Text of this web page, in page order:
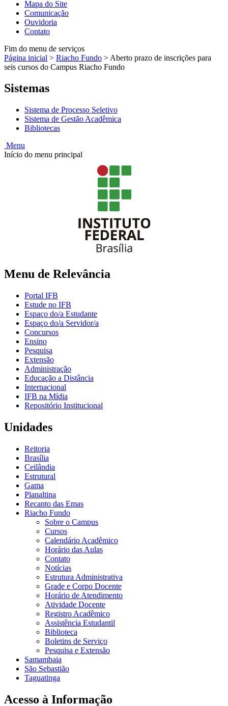
Mapa do Site
Comunicação
Ouvidoria
Contato
Fim do menu de serviços
Página inicial > Riacho Fundo > Aberto prazo de inscrições para
seis cursos do Campus Riacho Fundo
Sistemas
Sistema de Processo Seletivo
Sistema de Gestão Acadêmica
Bibliotecas
Menu
Início do menu principal
Menu de Relevância
Portal IFB
Estude no IFB
Espaço do/a Estudante
Espaço do/a Servidor/a
Concursos
Ensino
Pesquisa
Extensão
Administração
Educação a Distância
Internacional
IFB na Mídia
Repositório Institucional
Unidades
Reitoria
Brasília
Ceilândia
Estrutural
Gama
Planaltina
Recanto das Emas
Riacho Fundo
Sobre o Campus
Cursos
Calendário Acadêmico
Horário das Aulas
Contato
Notícias
Estrutura Administrativa
Grade e Corpo Docente
Horário de Atendimento
Atividade Docente
Registro Acadêmico
Assistência Estudantil
Biblioteca
Boletins de Serviço
Pesquisa e Extensão
Samambaia
São Sebastião
Taguatinga
Acesso à Informação